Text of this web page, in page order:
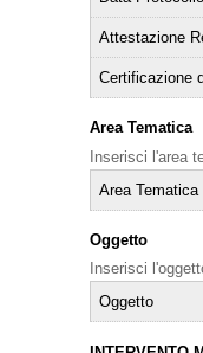
Attestazione
Certificazione
Area Tematica
Inserisci l'area
Area Tematica
Oggetto
Inserisci
Oggetto